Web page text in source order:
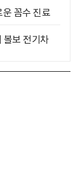
꼼수 진료
보 전기차